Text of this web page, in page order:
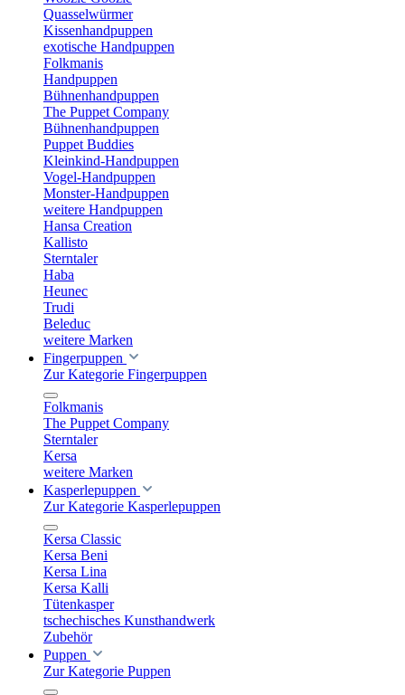
Quasselwürmer
Kissenhandpuppen
exotische Handpuppen
Folkmanis
Handpuppen
Bühnenhandpuppen
The Puppet Company
Bühnenhandpuppen
Puppet Buddies
Kleinkind-Handpuppen
Vogel-Handpuppen
Monster-Handpuppen
weitere Handpuppen
Hansa Creation
Kallisto
Sterntaler
Haba
Heunec
Trudi
Beleduc
weitere Marken
Fingerpuppen
Zur Kategorie Fingerpuppen
Folkmanis
The Puppet Company
Sterntaler
Kersa
weitere Marken
Kasperlepuppen
Zur Kategorie Kasperlepuppen
Kersa Classic
Kersa Beni
Kersa Lina
Kersa Kalli
Tütenkasper
tschechisches Kunsthandwerk
Zubehör
Puppen
Zur Kategorie Puppen